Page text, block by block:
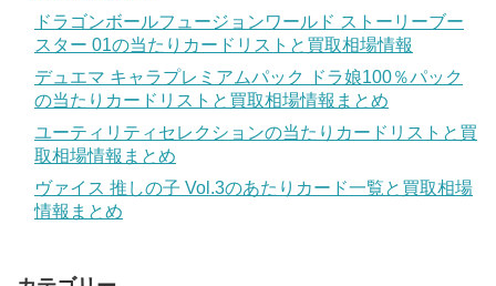
ドラゴンボールフュージョンワールド ストーリーブー
スター 01の当たりカードリストと買取相場情報
デュエマ キャラプレミアムパック ドラ娘100％パック
の当たりカードリストと買取相場情報まとめ
ユーティリティセレクションの当たりカードリストと買
取相場情報まとめ
ヴァイス 推しの子 Vol.3のあたりカード一覧と買取相場
情報まとめ